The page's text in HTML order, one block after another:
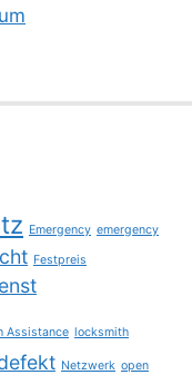
Emergency emergency
Festpreis
Assistance locksmith
Netzwerk open